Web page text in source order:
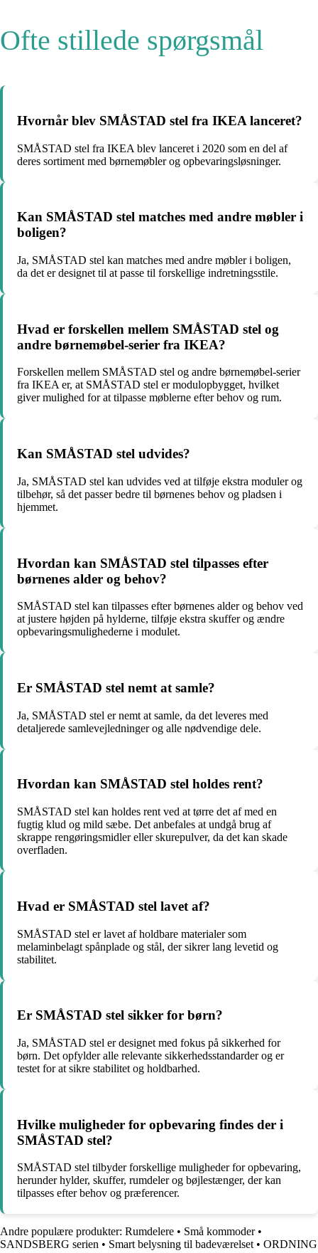
Ofte stillede spørgsmål
Hvornår blev SMÅSTAD stel fra IKEA lanceret?
SMÅSTAD stel fra IKEA blev lanceret i 2020 som en del af
deres sortiment med børnemøbler og opbevaringsløsninger.
Kan SMÅSTAD stel matches med andre møbler i
boligen?
Ja, SMÅSTAD stel kan matches med andre møbler i boligen,
da det er designet til at passe til forskellige indretningsstile.
Hvad er forskellen mellem SMÅSTAD stel og
andre børnemøbel-serier fra IKEA?
Forskellen mellem SMÅSTAD stel og andre børnemøbel-serier
fra IKEA er, at SMÅSTAD stel er modulopbygget, hvilket
giver mulighed for at tilpasse møblerne efter behov og rum.
Kan SMÅSTAD stel udvides?
Ja, SMÅSTAD stel kan udvides ved at tilføje ekstra moduler og
tilbehør, så det passer bedre til børnenes behov og pladsen i
hjemmet.
Hvordan kan SMÅSTAD stel tilpasses efter
børnenes alder og behov?
SMÅSTAD stel kan tilpasses efter børnenes alder og behov ved
at justere højden på hylderne, tilføje ekstra skuffer og ændre
opbevaringsmulighederne i modulet.
Er SMÅSTAD stel nemt at samle?
Ja, SMÅSTAD stel er nemt at samle, da det leveres med
detaljerede samlevejledninger og alle nødvendige dele.
Hvordan kan SMÅSTAD stel holdes rent?
SMÅSTAD stel kan holdes rent ved at tørre det af med en
fugtig klud og mild sæbe. Det anbefales at undgå brug af
skrappe rengøringsmidler eller skurepulver, da det kan skade
overfladen.
Hvad er SMÅSTAD stel lavet af?
SMÅSTAD stel er lavet af holdbare materialer som
melaminbelagt spånplade og stål, der sikrer lang levetid og
stabilitet.
Er SMÅSTAD stel sikker for børn?
Ja, SMÅSTAD stel er designet med fokus på sikkerhed for
børn. Det opfylder alle relevante sikkerhedsstandarder og er
testet for at sikre stabilitet og holdbarhed.
Hvilke muligheder for opbevaring findes der i
SMÅSTAD stel?
SMÅSTAD stel tilbyder forskellige muligheder for opbevaring,
herunder hylder, skuffer, rumdeler og bøjlestænger, der kan
tilpasses efter behov og præferencer.
Andre populære produkter: Rumdelere • Små kommoder•
SANDSBERG serien • Smart belysning til badeværelset• ORDNING